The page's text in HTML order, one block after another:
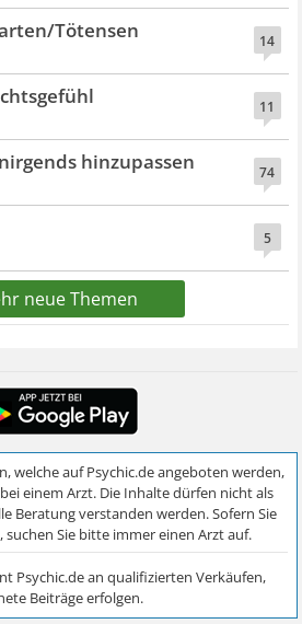
14
Tötensen
11
74
hinzupassen
5
neue Themen